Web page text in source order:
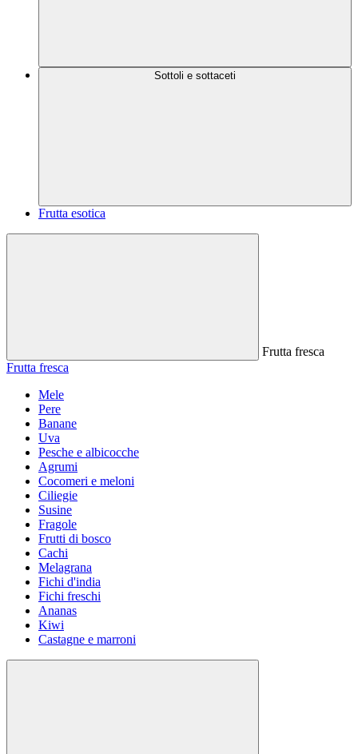
Sottoli e sottaceti
Frutta esotica
Frutta fresca
Frutta fresca
Mele
Pere
Banane
Uva
Pesche e albicocche
Agrumi
Cocomeri e meloni
Ciliegie
Susine
Fragole
Frutti di bosco
Cachi
Melagrana
Fichi d'india
Fichi freschi
Ananas
Kiwi
Castagne e marroni